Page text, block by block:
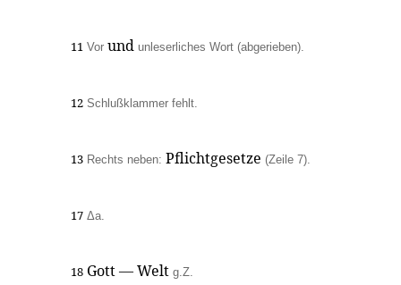
11 Vor und unleserliches Wort (abgerieben).
12 Schlußklammer fehlt.
13 Rechts neben: Pflichtgesetze (Zeile 7).
17 Δa.
18 Gott — Welt g.Z.